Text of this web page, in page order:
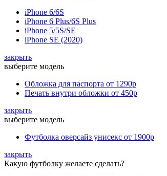
iPhone 6/6S
iPhone 6 Plus/6S Plus
iPhone 5/5S/SE
iPhone SE (2020)
закрыть
выберите модель
Обложка для паспорта от 1290р
Печать внутри обложки от 450р
закрыть
выберите модель
Футболка оверсайз унисекс от 1900р
закрыть
Какую футболку желаете сделать?